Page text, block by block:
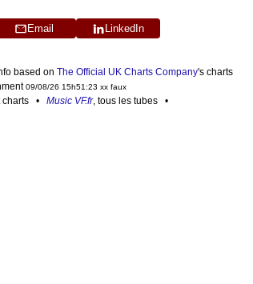
Email LinkedIn
based on The Official UK Charts Company's charts
09/08/26 15h51:23 xx faux
charts • Music VF.fr, tous les tubes •